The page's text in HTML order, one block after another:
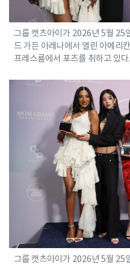
그룹 캣츠아이가 2026년 5월 25
드 가든 아레나에서 열린 아메리
프레스룸에서 포즈를 취하고 있
그룹 캣츠아이가 2026년 5월 25